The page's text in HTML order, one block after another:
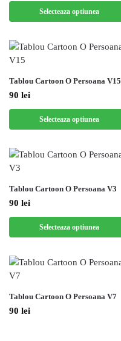
Selecteaza optiunea
Tablou Cartoon O Persoana V15
90 lei
Selecteaza optiunea
Tablou Cartoon O Persoana V3
90 lei
Selecteaza optiunea
Tablou Cartoon O Persoana V7
90 lei